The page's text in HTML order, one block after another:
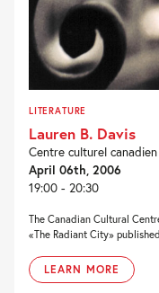
LITERATURE
Lauren B. Davis
Centre culturel
April 06th, 2006
19:00 - 20:30
The Canadian Cultural
«The Radiant City»
LEARN MORE